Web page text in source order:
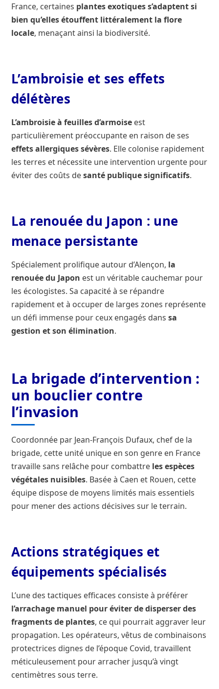
France, certaines plantes exotiques s’adaptent si
bien qu’elles étouffent littéralement la flore
locale, menaçant ainsi la biodiversité.
L’ambroisie et ses effets
délétères
L’ambroisie à feuilles d’armoiseest
particulièrement préoccupante en raison de ses
effets allergiques sévères. Elle colonise rapidement
les terres et nécessite une intervention urgente pour
éviter des coûts desanté publique significatifs.
La renouée du Japon : une
menace persistante
Spécialement prolifique autour d’Alençon, la
renouée du Japon est un véritable cauchemar pour
les écologistes. Sa capacité à se répandre
rapidement et à occuper de larges zones représente
un défi immense pour ceux engagés dans sa
gestion et son élimination.
La brigade d’intervention :
un bouclier contre
l’invasion
Coordonnée par Jean-François Dufaux, chef de la
brigade, cette unité unique en son genre en France
travaille sans relâche pour combattre les espèces
végétales nuisibles. Basée à Caen et Rouen, cette
équipe dispose de moyens limités mais essentiels
pour mener des actions décisives sur le terrain.
Actions stratégiques et
équipements spécialisés
L’une des tactiques efficaces consiste à préférer
l’arrachage manuel pour éviter de disperser des
fragments de plantes, ce qui pourrait aggraver leur
propagation. Les opérateurs, vêtus de combinaisons
protectrices dignes de l’époque Covid, travaillent
méticuleusement pour arracher jusqu’à vingt
centimètres sous terre.